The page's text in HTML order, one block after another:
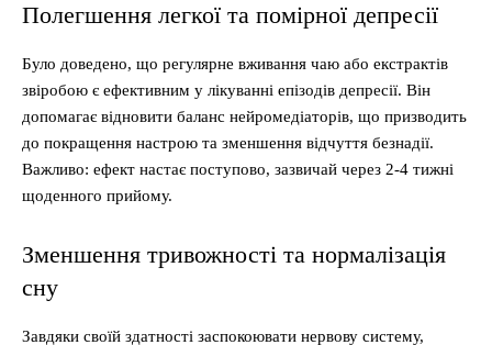
Полегшення легкої та помірної депресії
Було доведено, що регулярне вживання чаю або екстрактів
звіробою є ефективним у лікуванні епізодів депресії. Він
допомагає відновити баланс нейромедіаторів, що призводить
до покращення настрою та зменшення відчуття безнадії.
Важливо: ефект настає поступово, зазвичай через 2-4 тижні
щоденного прийому.
Зменшення тривожності та нормалізація
сну
Завдяки своїй здатності заспокоювати нервову систему,